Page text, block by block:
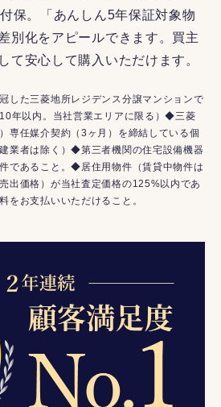
保。「あんしん5年保証対象物
別化をアピールできます。買主
て安心して購入いただけます。
した三菱地所レジデンス分譲マンションで
年以内。当社営業エリアに限る）◆三菱
専任媒介契約（3ヶ月）を締結している個
業者は除く）◆第三者機関の住宅設備機器
であること。◆居住用物件（賃貸中物件は
出価格）が当社査定価格の125%以内であ
をお支払いいただけること。